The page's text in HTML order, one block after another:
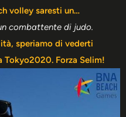
volley saresti un…
combattente di judo.
speriamo di vederti
Forza Selim!